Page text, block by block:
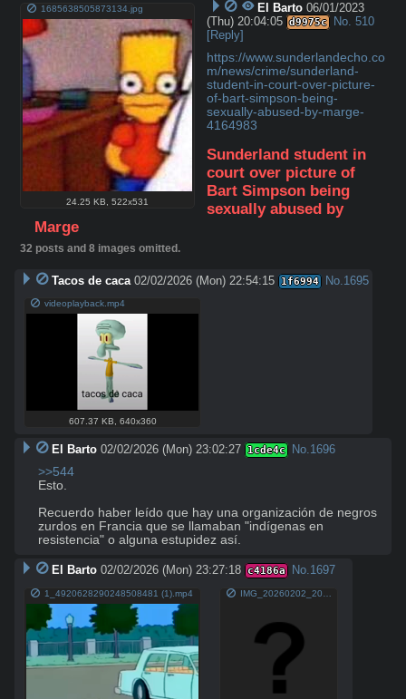
1685638505873134.jpg
24.25 KB ,522x531
El Barto 06/01/2023
(Thu) 20:04:05 d9975c No. 510
[Reply]
https://www.sunderlandecho.co
m/news/crime/sunderland-
student-in-court-over-picture-
of-bart-simpson-being-
sexually-abused-by-marge-
4164983
Sunderland student in
court over picture of
Bart Simpson being
sexually abused by
Marge
32 posts and 8 images omitted.
Tacos de caca 02/02/2026 (Mon) 22:54:15 1f6994 No.1695
videoplayback.mp4
607.37 KB 640x360
El Barto 02/02/2026 (Mon) 23:02:27 1cde4c No.1696
>>544
Esto.
Recuerdo haber leído que hay una organización de negros
zurdos en Francia que se llamaban "indígenas en
resistencia" o alguna estupidez así.
El Barto 02/02/2026 (Mon) 23:27:18 c4186a No.1697
1_4920628290248508481 (1).mp4